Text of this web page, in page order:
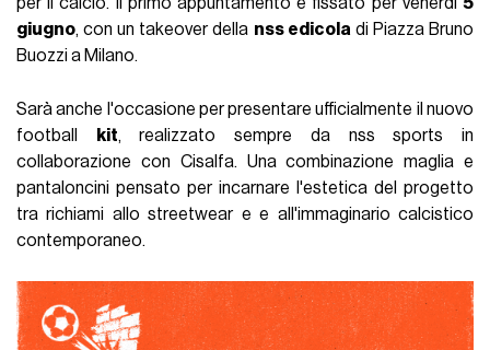
giugno, con un takeover della nss edicola di Piazza Bruno
Buozzi a Milano.
Sarà anche l'occasione per presentare ufficialmente il nuovo
football
kit, realizzato sempre da nss sports in
collaborazione con Cisalfa. Una combinazione maglia e
pantaloncini pensato per incarnare l'estetica del progetto
tra richiami allo streetwear e e all'immaginario calcistico
contemporaneo.